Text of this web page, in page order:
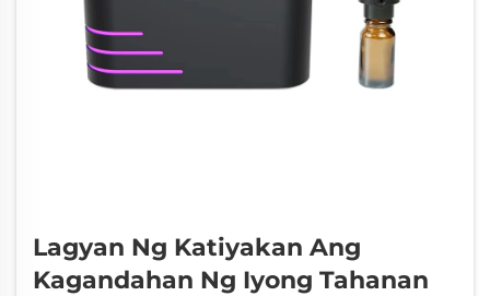
Lagyan Ng Katiyakan Ang
Kagandahan Ng Iyong Tahanan